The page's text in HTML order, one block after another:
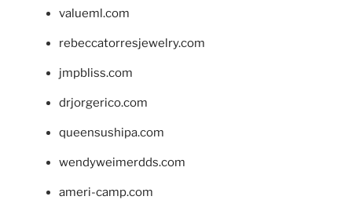
valueml.com
rebeccatorresjewelry.com
jmpbliss.com
drjorgerico.com
queensushipa.com
wendyweimerdds.com
ameri-camp.com